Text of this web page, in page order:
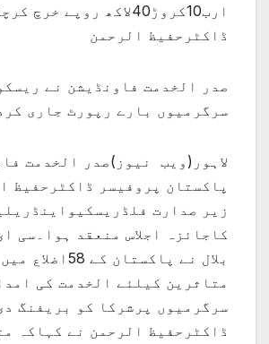
ارب10کروڑ40لاکھ روپے خرچ
ڈاکٹرحفیظ الرحمن
صدر الخدمت فاونڈیشن نے
سرگرمیوں بارے رپورٹ جاری
لاہور(ویب نیوز)صدر الخدمت
پاکستان پروفیسر ڈاکٹرحفیظ
زیر صدارت
کاجائزہ اجلاس منعقد ہوا۔سی
بلال نے پاکستان کے
متاثرین کیلئے الخدمت کی
سرگرمیوں پرشرکا کو بریفنگ
ڈاکٹرحفیظ الرحمن نے کہاکہ